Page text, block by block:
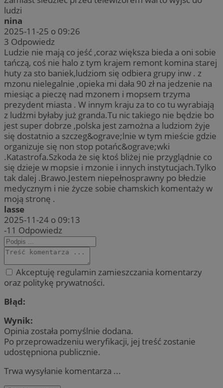
ludzi
nina
2025-11-25 o 09:26
3 Odpowiedz
Ludzie nie mają co jeść ,coraz większa bieda a oni sobie
tańczą, coś nie halo z tym krajem remont komina starej
huty za sto baniek,ludziom się odbiera grupy inw . z
mzonu nielegalnie ,opieka mi dała 90 zł na jedzenie na
miesiąc a pieczę nad mzonem i mopsem trzyma
prezydent miasta . W innym kraju za to co tu wyrabiają
z ludżmi byłaby już granda.Tu nic takiego nie będzie bo
jest super dobrze ,polska jest zamożna a ludziom żyje
się dostatnio a szczeg&ograve;lnie w tym mieście gdzie
organizuje się non stop potańc&ograve;wki
.Katastrofa.Szkoda że się ktoś bliżej nie przyglądnie co
się dzieje w mopsie i mzonie i innych instytucjach.Tylko
tak dalej .Brawo.Jestem niepełnosprawny po błedzie
medycznym i nie życze sobie chamskich komentaży w
moją stronę .
lasse
2025-11-24 o 09:13
-11 Odpowiedz
Akceptuję regulamin zamieszczania komentarzy
oraz politykę prywatności.
Błąd:
Wynik:
Opinia została pomyślnie dodana.
Po przeprowadzeniu weryfikacji, jej treść zostanie
udostępniona publicznie.
Trwa wysyłanie komentarza ...